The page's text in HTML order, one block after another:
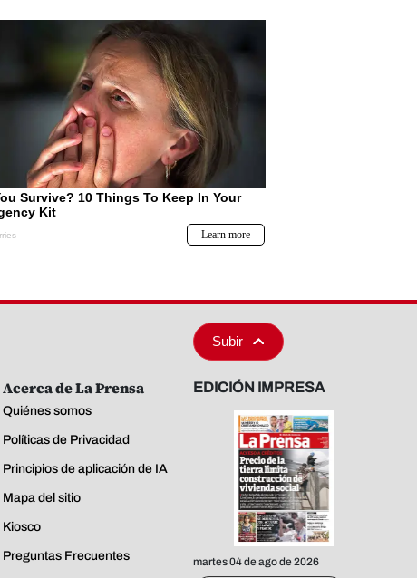
Subir
Acerca de La Prensa
Quiénes somos
Políticas de Privacidad
Principios de aplicación de IA
Mapa del sitio
Kiosco
Preguntas Frecuentes
EDICIÓN IMPRESA
martes 04 de ago de 2026